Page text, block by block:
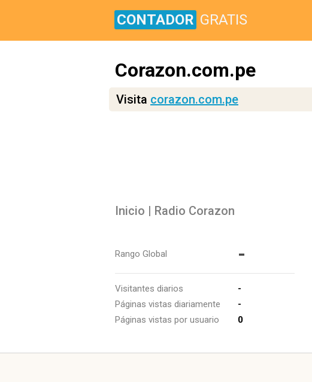
CONTADOR GRATIS
Corazon.com.pe
Visita corazon.com.pe
Inicio | Radio Corazon
Rango Global -
Visitantes diarios
-
Páginas vistas diariamente
-
Páginas vistas por usuario
0